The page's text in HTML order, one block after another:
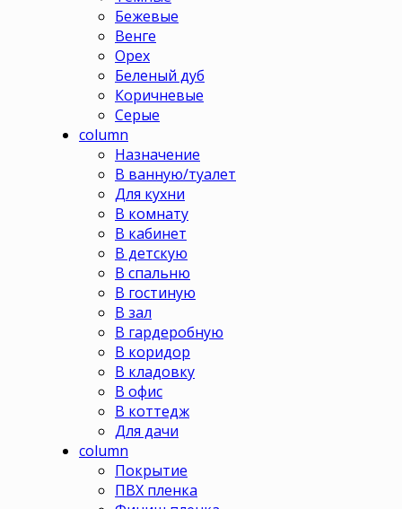
Бежевые
Венге
Орех
Беленый дуб
Коричневые
Серые
column
Назначение
В ванную/туалет
Для кухни
В комнату
В кабинет
В детскую
В спальню
В гостиную
В зал
В гардеробную
В коридор
В кладовку
В офис
В коттедж
Для дачи
column
Покрытие
ПВХ пленка